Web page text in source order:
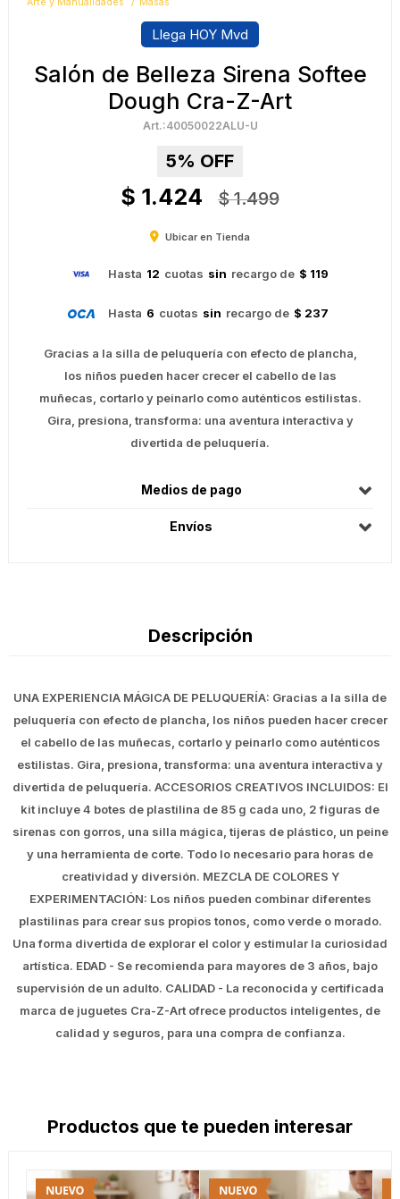
Arte y Manualidades Masas
Llega HOY Mvd
Salón de Belleza Sirena Softee
Dough Cra-Z-Art
40050022ALU-U
5
$ 1.424 $ 1.499
Ubicar en Tienda
Hasta 12 cuotas sin recargo de $ 119
Hasta 6 cuotas sin recargo de $ 237
Gracias a la silla de peluquería con efecto de plancha,
los niños pueden hacer crecer el cabello de las
muñecas, cortarlo y peinarlo como auténticos estilistas.
Gira, presiona, transforma: una aventura interactiva y
divertida de peluquería.
Medios de pago
Envíos
Descripción
UNA EXPERIENCIA MÁGICA DE PELUQUERÍA: Gracias a la silla de
peluquería con efecto de plancha, los niños pueden hacer crecer
el cabello de las muñecas, cortarlo y peinarlo como auténticos
estilistas. Gira, presiona, transforma: una aventura interactiva y
divertida de peluquería. ACCESORIOS CREATIVOS INCLUIDOS: El
kit incluye 4 botes de plastilina de 85 g cada uno, 2 figuras de
sirenas con gorros, una silla mágica, tijeras de plástico, un peine
y una herramienta de corte. Todo lo necesario para horas de
creatividad y diversión. MEZCLA DE COLORES Y
EXPERIMENTACIÓN: Los niños pueden combinar diferentes
plastilinas para crear sus propios tonos, como verde o morado.
Una forma divertida de explorar el color y estimular la curiosidad
artística. EDAD - Se recomienda para mayores de 3 años, bajo
supervisión de un adulto. CALIDAD - La reconocida y certificada
marca de juguetes Cra-Z-Art ofrece productos inteligentes, de
calidad y seguros, para una compra de confianza.
Productos que te pueden interesar